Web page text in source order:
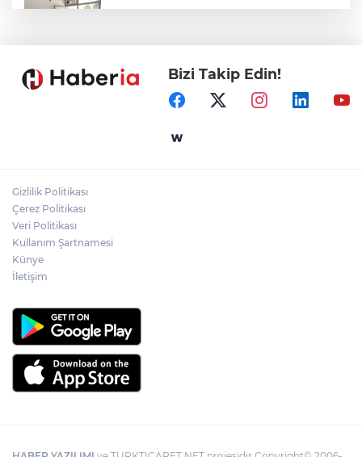
Akademi Manisa’da eğitimler başladı
Gaziantep'in CODA&COBA'sında
Bizi Takip Edin!
Gizlilik Politikası
Çerez Politikası
Veri Politikası
Kullanım Şartnamesi
Künye
İletişim